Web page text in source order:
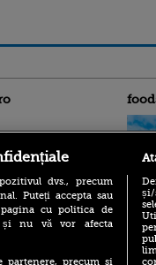
(P)
cu
dvs., precum
Puteți accepta sau
cu politica de
și nu vă vor afecta
partenere, precum si